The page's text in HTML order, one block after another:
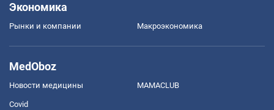
Экономика
Рынки и компании Mакроэкономика
MedOboz
Новости медицины MAMACLUB
Covid